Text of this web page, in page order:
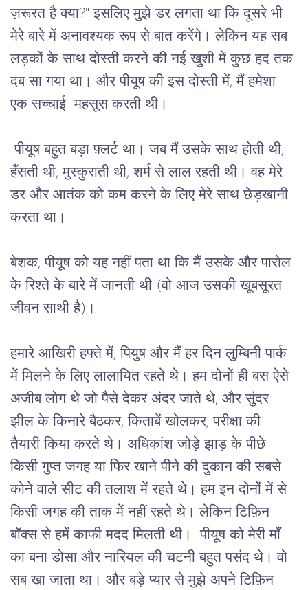
ज़रूरत है क्या?" इसलिए मुझे डर लगता था कि दूसरे भी
मेरे बारे में अनावश्यक रूप से बात करेंगे। लेकिन यह सब
लड़कों के साथ दोस्ती करने की नई खुशी में कुछ हद तक
दब सा गया था। और पीयूष की इस दोस्ती में, मैं हमेशा
एक सच्चाई महसूस करती थी।
पीयूष बहुत बड़ा फ़्लर्ट था। जब मैं उसके साथ होती थी,
हँसती थी, मुस्कुराती थी, शर्म से लाल रहती थी। वह मेरे
डर और आतंक को कम करने के लिए मेरे साथ छेड़खानी
करता था।
बेशक, पीयूष को यह नहीं पता था कि मैं उसके और पारोल
के रिश्ते के बारे में जानती थी (वो आज उसकी खूबसूरत
जीवन साथी है) ।
हमारे आखिरी हफ्ते में, पियुष और मैं हर दिन लुम्बिनी पार्क
में मिलने के लिए लालायित रहते थे। हम दोनों ही बस ऐसे
अजीब लोग थे जो पैसे देकर अंदर जाते थे, और सुंदर
झील के किनारे बैठकर, किताबें खोलकर, परीक्षा की
तैयारी किया करते थे। अधिकांश जोड़े झाड़ के पीछे
किसी गुप्त जगह या फिर खाने-पीने की दुकान की सबसे
कोने वाले सीट की तलाश में रहते थे। हम इन दोनों में से
किसी जगह की ताक में नहीं रहते थे। लेकिन टिफ़िन
बॉक्स से हमें काफी मदद मिलती थी। पीयूष को मेरी माँ
का बना डोसा और नारियल की चटनी बहुत पसंद थे। वो
सब खा जाता था। और बड़े प्यार से मुझे अपने टिफ़िन